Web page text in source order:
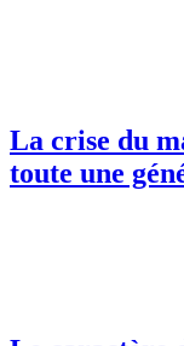
La crise du
toute une